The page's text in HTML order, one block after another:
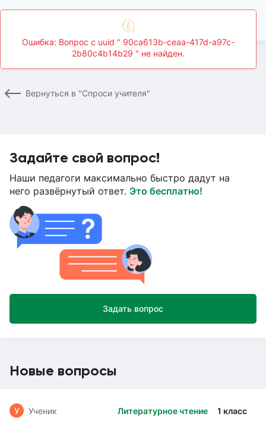
Спроси учителя Страница вопроса
Вернуться в "Спроси учителя"
Задайте свой вопрос!
Наши педагоги максимально быстро дадут на
него развёрнутый ответ. Это бесплатно!
Задать вопрос
Новые вопросы
Литературное чтение 1 класс
У Ученик